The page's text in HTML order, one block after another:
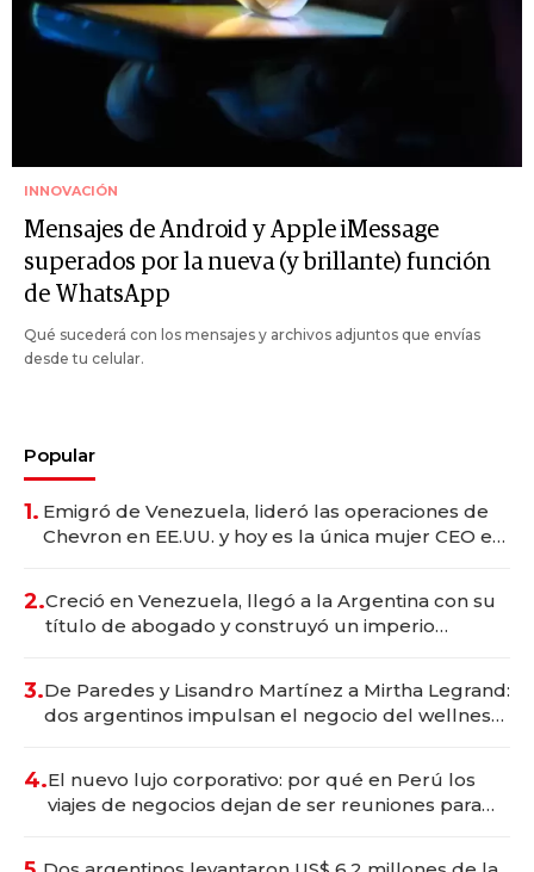
INNOVACIÓN
Mensajes de Android y Apple iMessage
superados por la nueva (y brillante) función
de WhatsApp
Qué sucederá con los mensajes y archivos adjuntos que envías
desde tu celular.
Popular
1. Emigró de Venezuela, lideró las operaciones de
Chevron en EE.UU. y hoy es la única mujer CEO en
2.Creció en Venezuela, llegó a la Argentina con su
título de abogado y construyó un imperio
3.De Paredes y Lisandro Martínez a Mirtha Legrand:
dos argentinos impulsan el negocio del wellness
4.El nuevo lujo corporativo: por qué en Perú los
viajes de negocios dejan de ser reuniones para